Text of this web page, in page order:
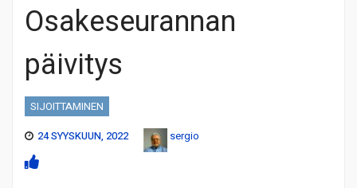
Osakeseurannan
päivitys
SIJOITTAMINEN
24 SYYSKUUN, 2022
sergio